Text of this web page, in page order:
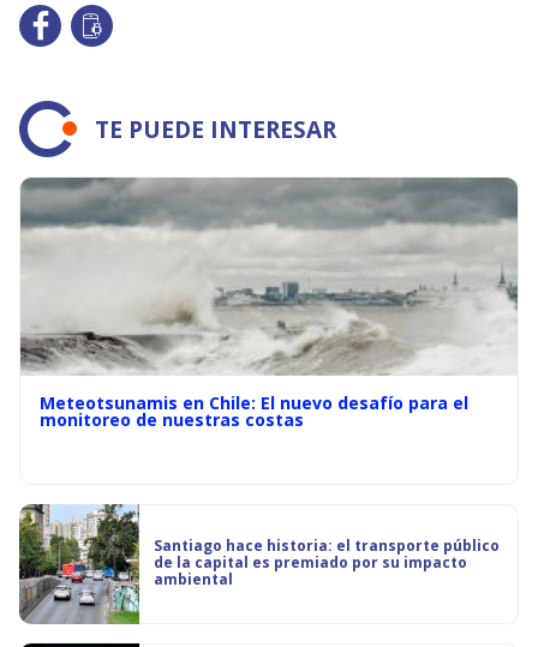
TE PUEDE INTERESAR
Meteotsunamis en Chile: El nuevo desafío para el
monitoreo de nuestras costas
Santiago hace historia: el transporte público
de la capital es premiado por su impacto
ambiental